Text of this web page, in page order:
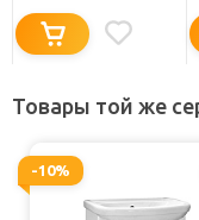
Товары той же
-10%